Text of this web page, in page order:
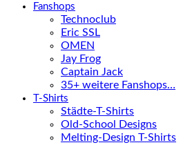
Fanshops
Technoclub
Eric SSL
OMEN
Jay Frog
Captain Jack
35+ weitere Fanshops…
T-Shirts
Städte-T-Shirts
Old-School Designs
Melting-Design T-Shirts